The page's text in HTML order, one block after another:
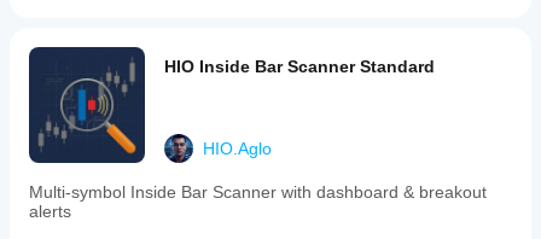
HIO Inside Bar Scanner Standard
HIO.Aglo
Multi-symbol Inside Bar Scanner with dashboard & breakout
alerts